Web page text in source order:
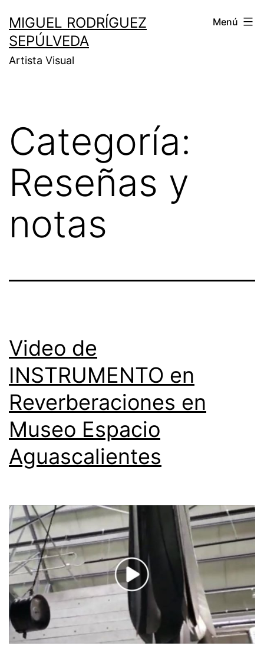
MIGUEL RODRÍGUEZ
SEPÚLVEDA
Artista Visual
Menú
Categoría:
Reseñas y
notas
Video de
INSTRUMENTO en
Reverberaciones en
Museo Espacio
Aguascalientes